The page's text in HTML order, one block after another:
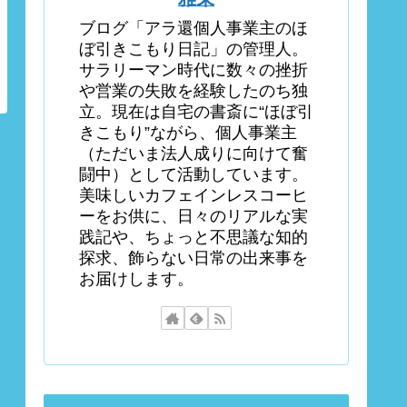
ブログ「アラ還個人事業主のほ
ぼ引きこもり日記」の管理人。
サラリーマン時代に数々の挫折
や営業の失敗を経験したのち独
立。現在は自宅の書斎に“ほぼ引
きこもり”ながら、個人事業主
（ただいま法人成りに向けて奮
闘中）として活動しています。
美味しいカフェインレスコーヒ
ーをお供に、日々のリアルな実
践記や、ちょっと不思議な知的
探求、飾らない日常の出来事を
お届けします。